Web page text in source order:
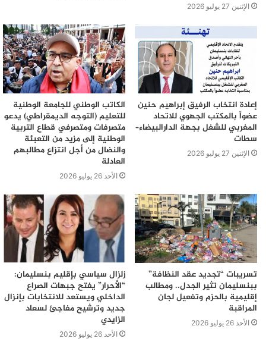
الإثنين 27 يوليو 2026
إعادة انتخاب الرفيق إبراهيم حنين
عضواً بالمكتب الجهوي للاتحاد
المغربي للشغل بجهة الدارالبيضاء–
سطات
الإثنين 27 يوليو 2026
الكاتب الوطني للجامعة الوطنية
للتعليم (التوجه الديمقراطي) يدعو
متصرفات ومتصرفي قطاع التربية
الوطنية إلى مزيد من التعبئة
والنضال من أجل انتزاع مطالبهم
العادلة
الأحد 26 يوليو 2026
تسريبات “تجديد عقد النظافة”
ببنسليمان تثير الجدل.. ومطالب
إقليمية بالحزم وتفعيل لجان
المراقبة
الأحد 26 يوليو 2026
زلزال سياسي بإقليم بنسليمان:
“الأحرار” يفتح جبهات الصراع
الداخلي ويستعد للانتخابات بإنزال
جديد وترشيح مفاجئ لسعاد
الزايدي
الأحد 26 يوليو 2026